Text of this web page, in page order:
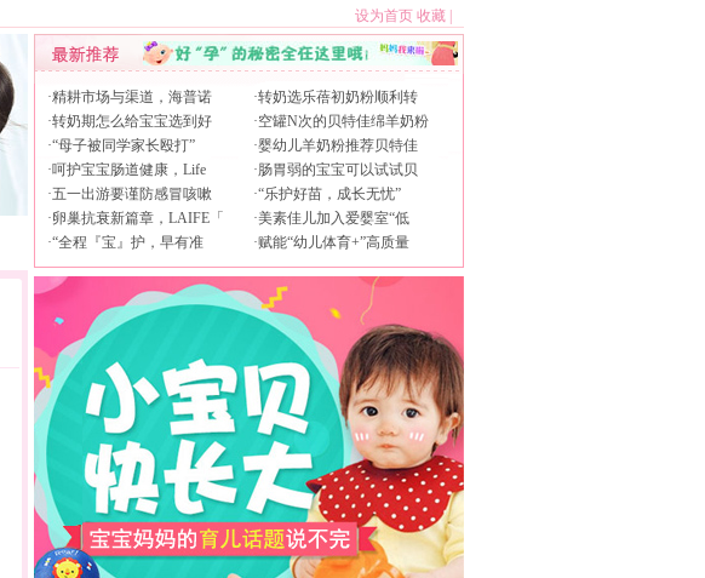
设为首页 收藏
·精耕市场与渠道，海普诺
·转奶期怎么给宝宝选到好
·“母子被同学家长殴打”
·呵护宝宝肠道健康，Life
·五一出游要谨防感冒咳嗽
·卵巢抗衰新篇章，LAIFE「
·“全程『宝』护，早有准
·转奶选乐蓓初奶粉顺利转
·空罐N次的贝特佳绵羊奶粉
·婴幼儿羊奶粉推荐贝特佳
·肠胃弱的宝宝可以试试贝
·“乐护好苗，成长无忧”
·美素佳儿加入爱婴室“低
·赋能“幼儿体育+”高质量